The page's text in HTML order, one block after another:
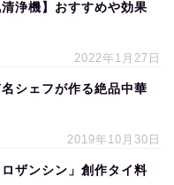
浄機】おすすめや効果
2022年1月27日
シェフが作る絶品中華
2019年10月30日
ザンシン」創作タイ料